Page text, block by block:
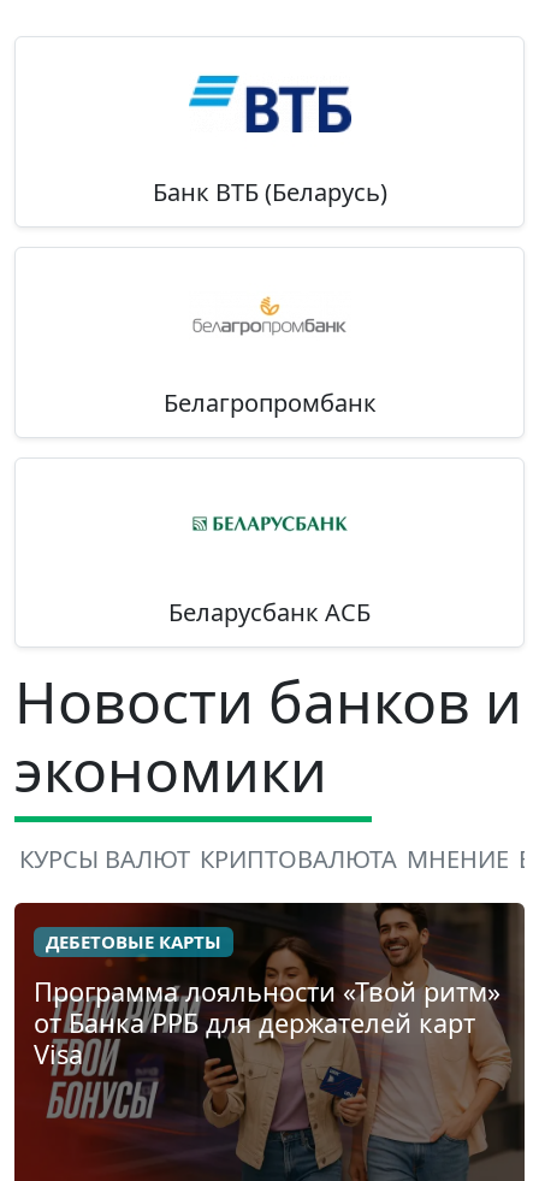
Банк ВТБ (Беларусь)
Белагропромбанк
Беларусбанк АСБ
Новости банков и
экономики
КУРСЫ ВАЛЮТ КРИПТОВАЛЮТА МНЕНИЕ
ДЕБЕТОВЫЕ КАРТЫ
Программа лояльности «Твой ритм»
от Банка РРБ для держателей карт
Visa